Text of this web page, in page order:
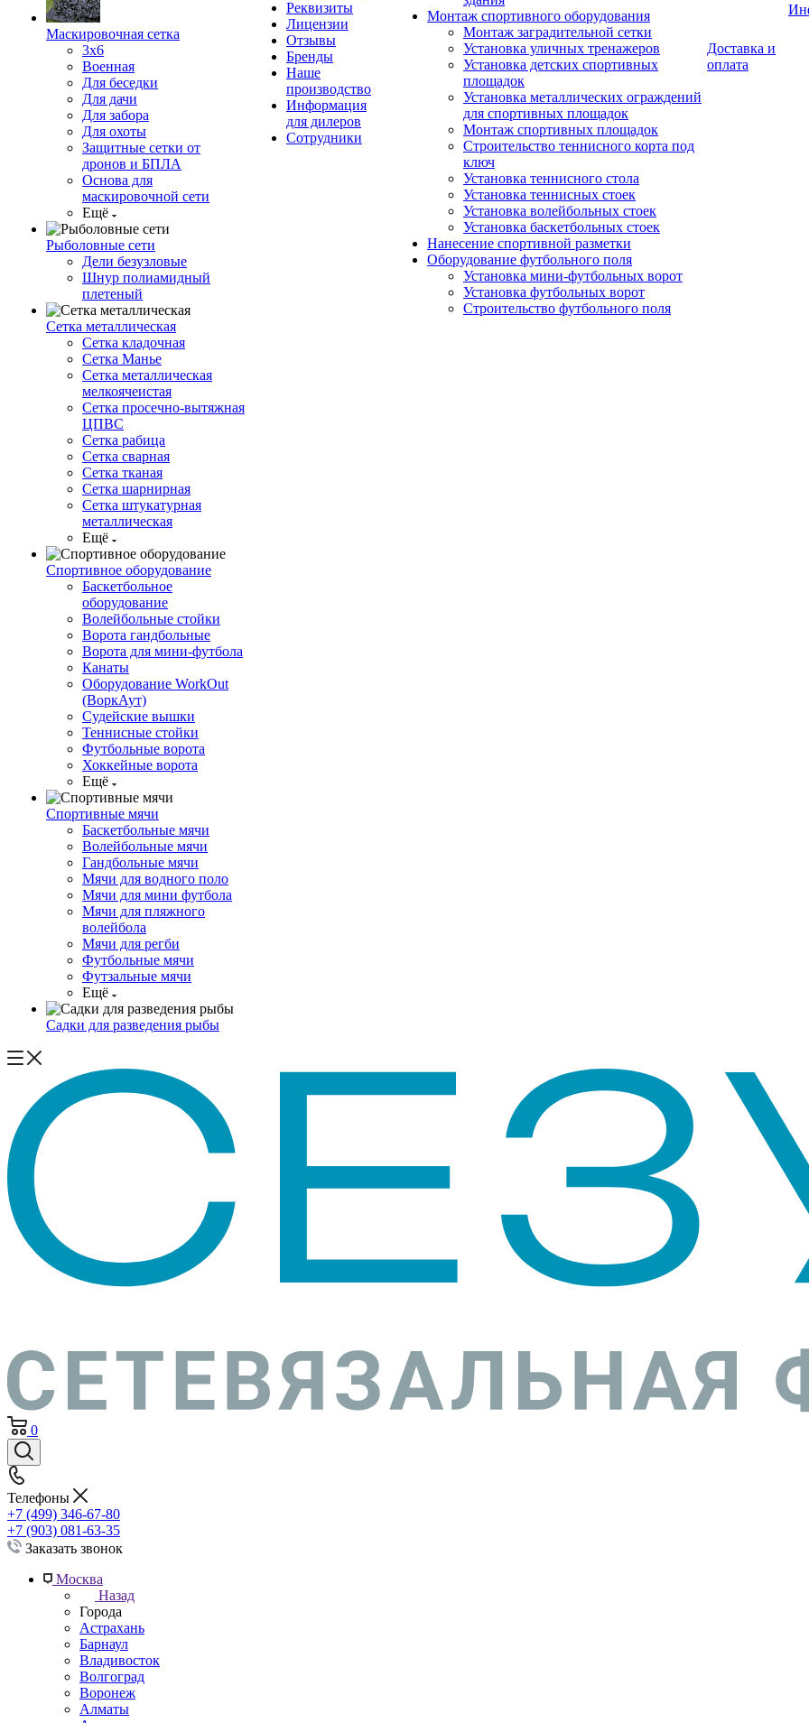
Маскировочная сетка
3х6
Военная
Для беседки
Для дачи
Для забора
Для охоты
Защитные сетки от
дронов и БПЛА
Основа для
маскировочной сети
Ещё
Рыболовные сети
Дели безузловые
Шнур полиамидный
плетеный
Сетка металлическая
Сетка кладочная
Сетка Манье
Сетка металлическая
мелкоячеистая
Сетка просечно-вытяжная
ЦПВС
Сетка рабица
Сетка сварная
Сетка тканая
Сетка шарнирная
Сетка штукатурная
металлическая
Ещё
Спортивное оборудование
Баскетбольное
оборудование
Волейбольные стойки
Ворота гандбольные
Ворота для мини-футбола
Канаты
Оборудование WorkOut
(ВоркАут)
Судейские вышки
Теннисные стойки
Футбольные ворота
Хоккейные ворота
Ещё
Спортивные мячи
Баскетбольные мячи
Волейбольные мячи
Гандбольные мячи
Мячи для водного поло
Мячи для мини футбола
Мячи для пляжного
волейбола
Мячи для регби
Футбольные мячи
Футзальные мячи
Ещё
Садки для разведения рыбы
Реквизиты
Лицензии
Отзывы
Бренды
Наше
производство
Информация
для дилеров
Сотрудники
Монтаж спортивного оборудования
Монтаж заградительной сетки
Установка уличных тренажеров
Установка детских спортивных
площадок
Установка металлических ограждений
для спортивных площадок
Монтаж спортивных площадок
Строительство теннисного корта под
ключ
Установка теннисного стола
Установка теннисных стоек
Установка волейбольных стоек
Установка баскетбольных стоек
Нанесение спортивной разметки
Оборудование футбольного поля
Установка мини-футбольных ворот
Установка футбольных ворот
Строительство футбольного поля
Доставка и
оплата
0
Телефоны
+7 (499) 346-67-80
+7 (903) 081-63-35
Заказать звонок
Москва
Назад
Города
Астрахань
Барнаул
Владивосток
Волгоград
Воронеж
Алматы